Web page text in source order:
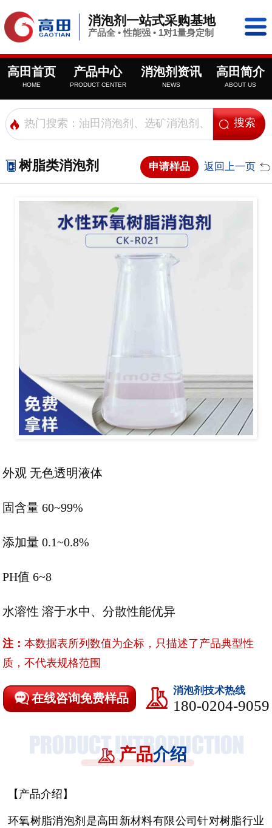
消泡剂一站式采购基地
产品全 • 性能强 • 1对1量身定制
高田首页
HOME
产品中心
PRODUCT CENTER
消泡剂资讯
NEWS
高田简介
ABOUT US
树脂类消泡剂 申请样品 返回上一页
外观 无色透明液体
固含量 60~99%
添加量 0.1~0.8%
PH值 6~8
水溶性 溶于水中、分散性能优异
注：本数据表所列数值为企标，只描述了产品典型性
质，不代表规格范围
在线咨询免费样品
消泡剂技术热线
180-0204-9059
产品介绍
【产品介绍】
环氧树脂消泡剂是高田新材料有限公司针对树脂行业